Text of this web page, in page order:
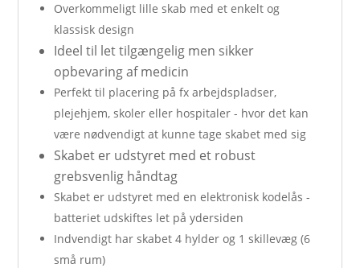
Overkommeligt lille skab med et enkelt og
klassisk design
Ideel til let tilgængelig men sikker
opbevaring af medicin
Perfekt til placering på fx arbejdspladser,
plejehjem, skoler eller hospitaler - hvor det kan
være nødvendigt at kunne tage skabet med sig
Skabet er udstyret med et robust
grebsvenlig håndtag
Skabet er udstyret med en elektronisk kodelås -
batteriet udskiftes let på ydersiden
Indvendigt har skabet 4 hylder og 1 skillevæg (6
små rum)